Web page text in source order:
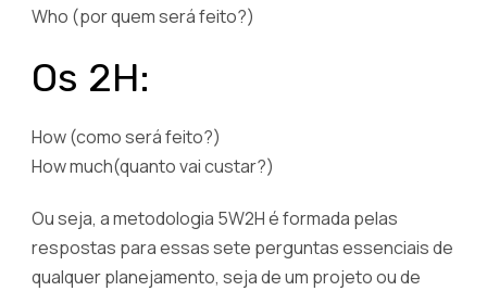
Who (por quem será feito?)
Os 2H:
How (como será feito?)
How much(quanto vai custar?)
Ou seja, a metodologia 5W2H é formada pelas
respostas para essas sete perguntas essenciais de
qualquer planejamento, seja de um projeto ou de